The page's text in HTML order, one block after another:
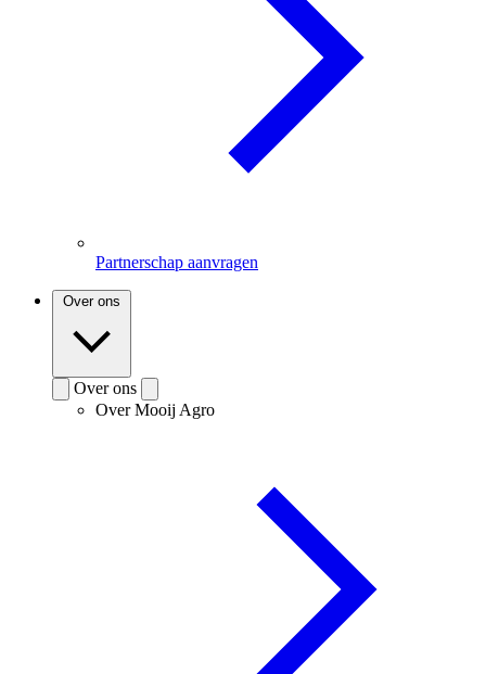
Partnerschap aanvragen
Over ons
Over ons
Over Mooij Agro